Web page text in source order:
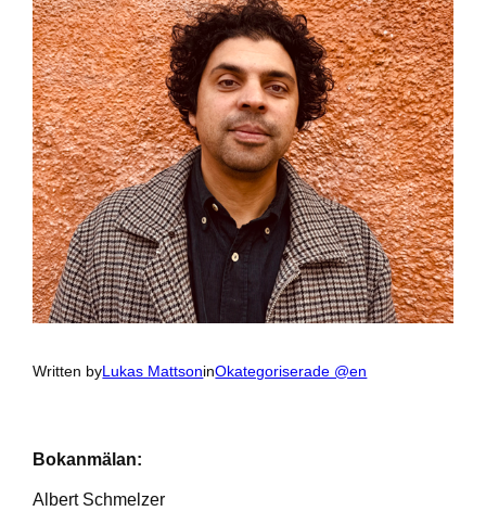
Written byLukas MattsoninOkategoriserade @en
Bokanmälan:
Albert Schmelzer